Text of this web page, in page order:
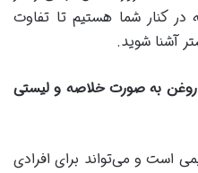
در کنار شما هستیم تا تفاوت
آشنا شوید.
به صورت خلاصه و لیستی
است و می‌تواند برای افرادی